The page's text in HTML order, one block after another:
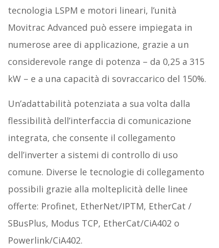
tecnologia LSPM e motori lineari, l’unità
Movitrac Advanced può essere impiegata in
numerose aree di applicazione, grazie a un
considerevole range di potenza – da 0,25 a 315
kW – e a una capacità di sovraccarico del 150%.
Un’adattabilità potenziata a sua volta dalla
flessibilità dell’interfaccia di comunicazione
integrata, che consente il collegamento
dell’inverter a sistemi di controllo di uso
comune. Diverse le tecnologie di collegamento
possibili grazie alla molteplicità delle linee
offerte: Profinet, EtherNet/IPTM, EtherCat /
SBusPlus, Modus TCP, EtherCat/CiA402 o
Powerlink/CiA402.